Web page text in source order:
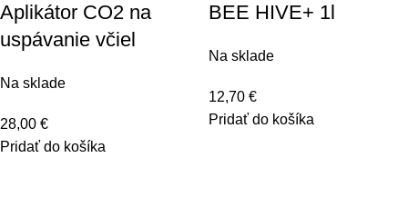
Aplikátor CO2 na
uspávanie včiel
Na sklade
28,00 €
Pridať do košíka
BEE HIVE+ 1l
Na sklade
12,70 €
Pridať do košíka